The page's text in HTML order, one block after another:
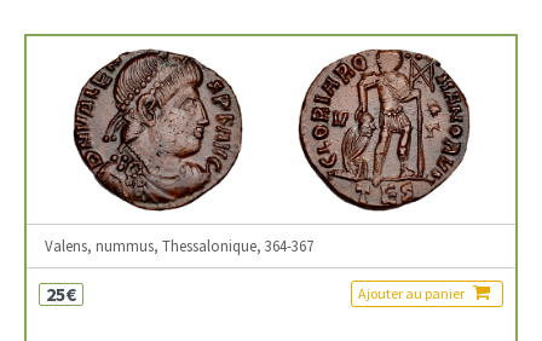
Valens, nummus, Thessalonique, 364-367
25€ Ajouter au panier